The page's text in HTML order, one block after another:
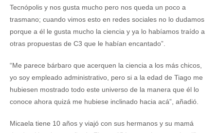
Tecnópolis y nos gusta mucho pero nos queda un poco a
trasmano; cuando vimos esto en redes sociales no lo dudamos
porque a él le gusta mucho la ciencia y ya lo habíamos traído a
otras propuestas de C3 que le habían encantado”.
“Me parece bárbaro que acerquen la ciencia a los más chicos,
yo soy empleado administrativo, pero si a la edad de Tiago me
hubiesen mostrado todo este universo de la manera que él lo
conoce ahora quizá me hubiese inclinado hacia acá”, añadió.
Micaela tiene 10 años y viajó con sus hermanos y su mamá